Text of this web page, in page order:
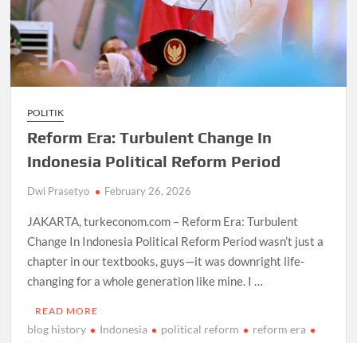
POLITIK
Reform Era: Turbulent Change In
Indonesia Political Reform Period
Dwi Prasetyo February 26, 2026
JAKARTA, turkeconom.com – Reform Era: Turbulent
Change In Indonesia Political Reform Period wasn’t just a
chapter in our textbooks, guys—it was downright life-
changing for a whole generation like mine. I …
READ MORE
blog history Indonesia political reform
reform era